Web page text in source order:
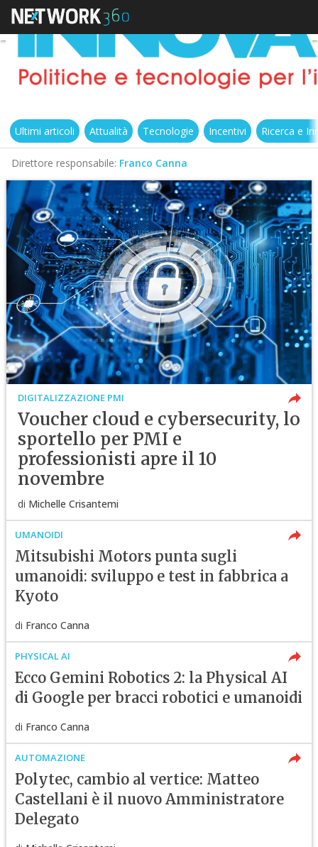
Ultimi articoli Attualità Tecnologie Incentivi Ricerca e
Direttore responsabile: Franco Canna
DIGITALIZZAZIONE PMI
Voucher cloud e cybersecurity, lo
sportello per PMI e
professionisti apre il 10
novembre
di Michelle Crisantemi
UMANOIDI
Mitsubishi Motors punta sugli
umanoidi: sviluppo e test in fabbrica a
Kyoto
di Franco Canna
PHYSICAL AI
Ecco Gemini Robotics 2: la Physical AI
di Google per bracci robotici e umanoidi
di Franco Canna
AUTOMAZIONE
Polytec, cambio al vertice: Matteo
Castellani è il nuovo Amministratore
Delegato